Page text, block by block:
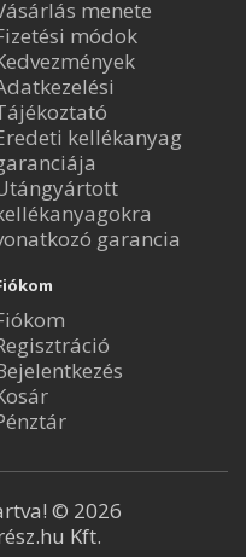
menete
módok
kellékanyag
garancia
© 2026
Kft.